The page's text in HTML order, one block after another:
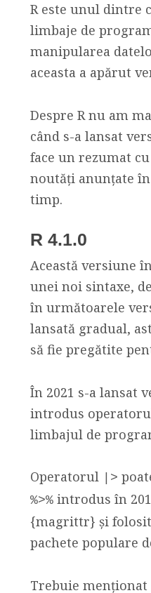
R este unul dintre
limbaje de
manipularea
aceasta a apărut
Despre R nu am
când s-a lansat
face un rezumat
noutăți anunțate
timp.
R 4.1.0
Această versiune
unei noi sintaxe,
în următoarele
lansată gradual,
să fie pregătite
În 2021 s-a lansat
introdus
limbajul de
Operatorul |>
%>%introdus în
{magrittr} și
pachete populare
Trebuie